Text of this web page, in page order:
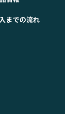
までの流れ